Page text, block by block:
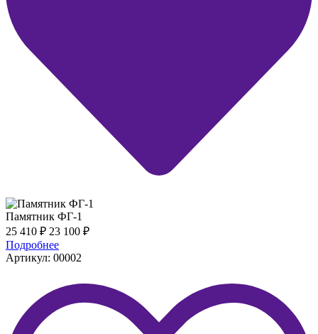
Памятник ФГ-1
25 410 ₽ 23 100 ₽
Подробнее
Артикул: 00002